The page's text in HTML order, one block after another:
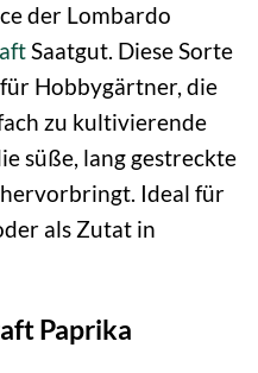
der Lombardo
Saatgut. Diese Sorte
Hobbygärtner, die
zu kultivierende
süße, lang gestreckte
Ideal für
als Zutat in
Paprika